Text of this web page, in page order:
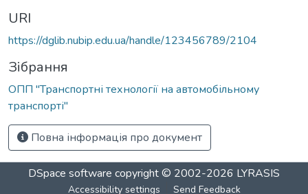
URI
https://dglib.nubip.edu.ua/handle/123456789/2104
Зібрання
ОПП "Транспортні технології на автомобільному
транспорті"
Повна інформація про документ
DSpace software copyright © 2002-2026 LYRASIS
Accessibility settings Send Feedback